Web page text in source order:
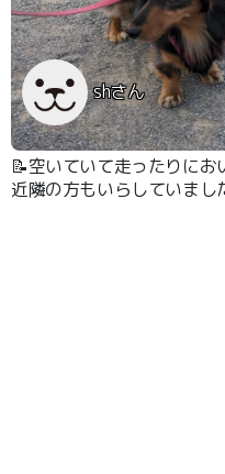
shさん
📝空いていて走ったりにお
近隣の方もいらしていまし